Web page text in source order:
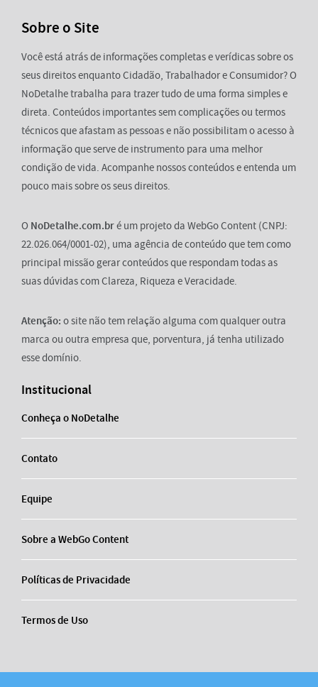
Sobre o Site
Você está atrás de informações completas e verídicas sobre os
seus direitos enquanto Cidadão, Trabalhador e Consumidor? O
NoDetalhe trabalha para trazer tudo de uma forma simples e
direta. Conteúdos importantes sem complicações ou termos
técnicos que afastam as pessoas e não possibilitam o acesso à
informação que serve de instrumento para uma melhor
condição de vida. Acompanhe nossos conteúdos e entenda um
pouco mais sobre os seus direitos.
O NoDetalhe.com.bré um projeto da WebGo Content (CNPJ:
22.026.064/0001-02), uma agência de conteúdo que tem como
principal missão gerar conteúdos que respondam todas as
suas dúvidas com Clareza, Riqueza e Veracidade.
Atenção: o site não tem relação alguma com qualquer outra
marca ou outra empresa que, porventura, já tenha utilizado
esse domínio.
Institucional
Conheça o NoDetalhe
Contato
Equipe
Sobre a WebGo Content
Políticas de Privacidade
Termos de Uso